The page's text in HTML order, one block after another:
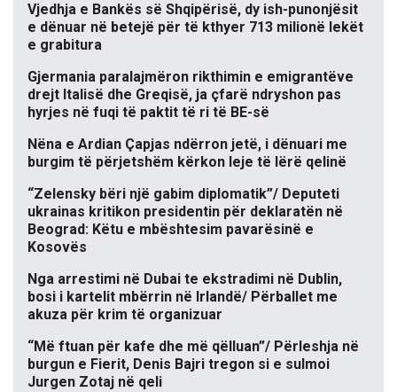
Vjedhja e Bankës së Shqipërisë, dy ish-punonjësit
e dënuar në betejë për të kthyer 713 milionë lekët
e grabitura
Gjermania paralajmëron rikthimin e emigrantëve
drejt Italisë dhe Greqisë, ja çfarë ndryshon pas
hyrjes në fuqi të paktit të ri të BE-së
Nëna e Ardian Çapjas ndërron jetë, i dënuari me
burgim të përjetshëm kërkon leje të lërë qelinë
“Zelensky bëri një gabim diplomatik”/ Deputeti
ukrainas kritikon presidentin për deklaratën në
Beograd: Këtu e mbështesim pavarësinë e
Kosovës
Nga arrestimi në Dubai te ekstradimi në Dublin,
bosi i kartelit mbërrin në Irlandë/ Përballet me
akuza për krim të organizuar
“Më ftuan për kafe dhe më qëlluan”/ Përleshja në
burgun e Fierit, Denis Bajri tregon si e sulmoi
Jurgen Zotaj në qeli